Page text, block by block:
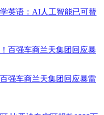
英语：AI人工智能已可替
强车商兰天集团回应暴雷